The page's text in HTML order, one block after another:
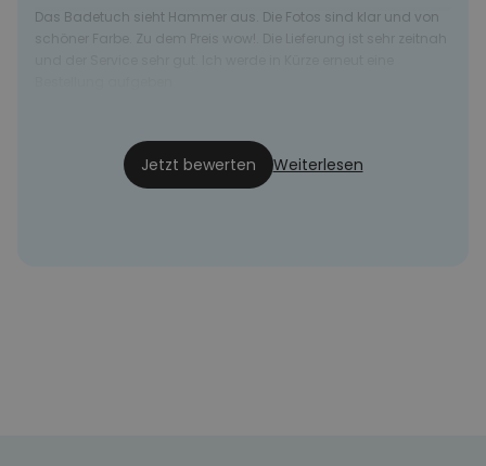
Das Badetuch sieht Hammer aus. Die Fotos sind klar und von
schöner Farbe. Zu dem Preis wow!. Die Lieferung ist sehr zeitnah
Jetzt bewerten Weiterlesen